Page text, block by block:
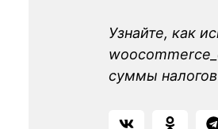
Узнайте, как
суммы налогов